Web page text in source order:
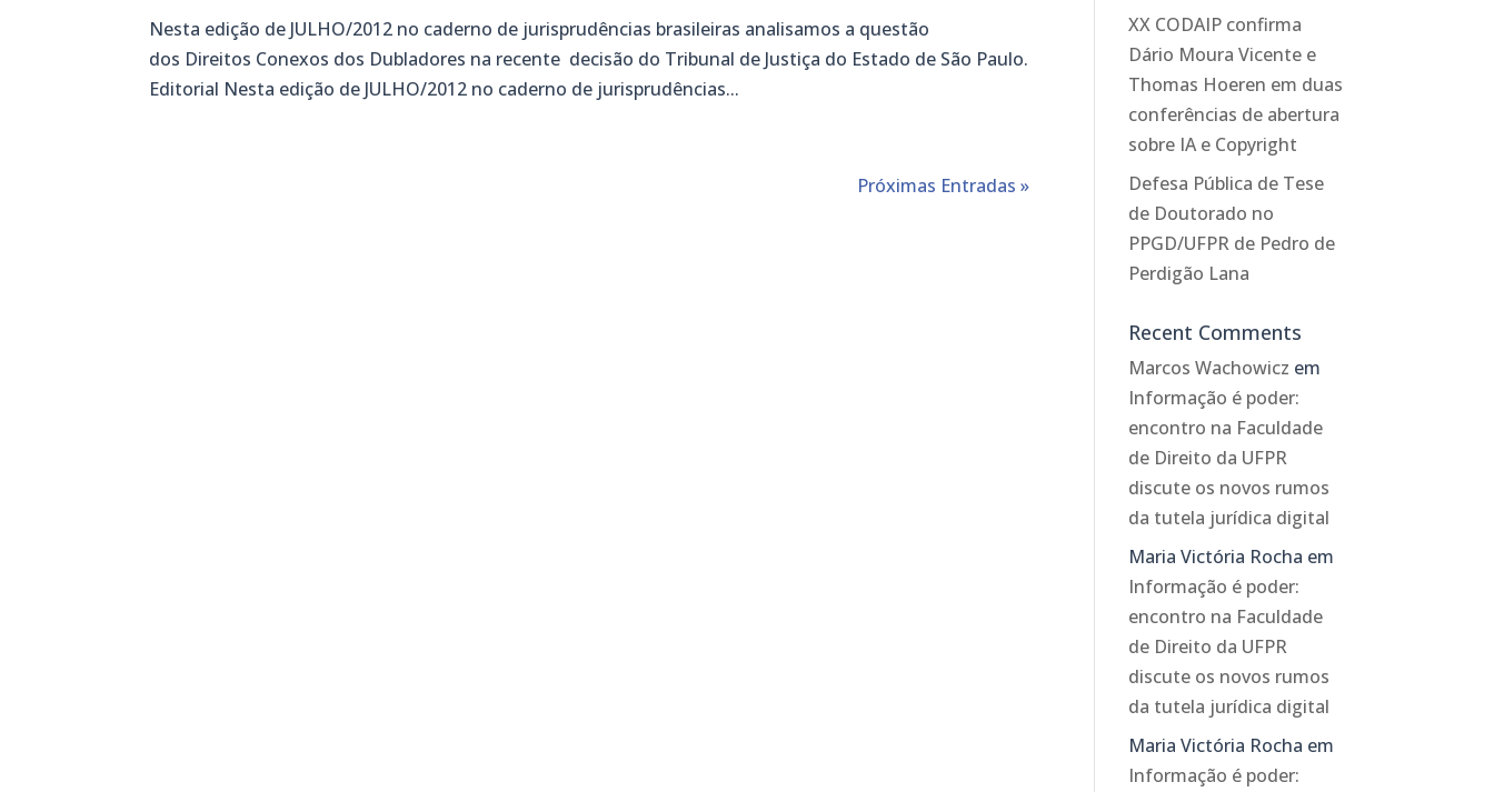
Nesta edição de JULHO/2012 no caderno de jurisprudências brasileiras analisamos a questão
dos Direitos Conexos dos Dubladores na recente decisão do Tribunal de Justiça do Estado de São Paulo.
Editorial Nesta edição de JULHO/2012 no caderno de jurisprudências...
Próximas Entradas »
XX CODAIP confirma
Dário Moura Vicente e
Thomas Hoeren em duas
conferências de abertura
sobre IA e Copyright
Defesa Pública de Tese
de Doutorado no
PPGD/UFPR de Pedro de
Perdigão Lana
Recent Comments
Marcos Wachowicz em
Informação é poder:
encontro na Faculdade
de Direito da UFPR
discute os novos rumos
da tutela jurídica digital
Maria Victória Rocha em
Informação é poder:
encontro na Faculdade
de Direito da UFPR
discute os novos rumos
da tutela jurídica digital
Maria Victória Rocha em
Informação é poder: